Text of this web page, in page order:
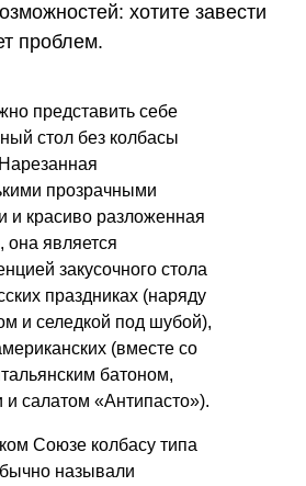
хотите завести
проблем.
представить себе
стол без колбасы
прозрачными
и красиво разложенная
она является
закусочного стола
праздниках (наряду
и селедкой под шубой),
(вместе со
батоном,
и салатом «Антипасто»).
Союзе колбасу типа
называли